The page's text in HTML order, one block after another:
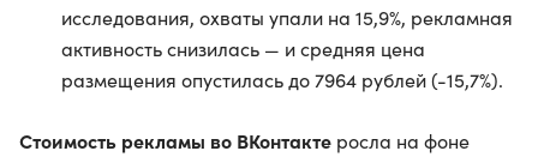
исследования, охваты упали на 15,9%, рекламная
активность снизилась — и средняя цена
размещения опустилась до 7964 рублей (-15,7%).
Стоимость рекламы во ВКонтакте росла на фоне